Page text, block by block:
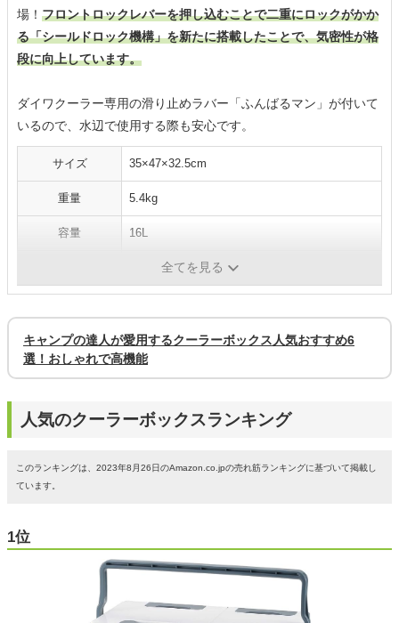
場！ フロントロックレバーを押し込むことで二重にロックがかか
る「シールドロック機構」を新たに搭載したことで、気密性が格
段に向上しています。
ダイワクーラー専用の滑り止めラバー「ふんばるマン」が付いて
いるので、水辺で使用する際も安心です。
サイズ 35×47×32.5cm
重量 5.4kg
容量 16L
全てを見る
キャンプの達人が愛用するクーラーボックス人気おすすめ6
選！おしゃれで高機能
人気のクーラーボックスランキング
このランキングは、2023年8月26日のAmazon.co.jpの売れ筋ランキングに基づいて掲載し
ています。
1位